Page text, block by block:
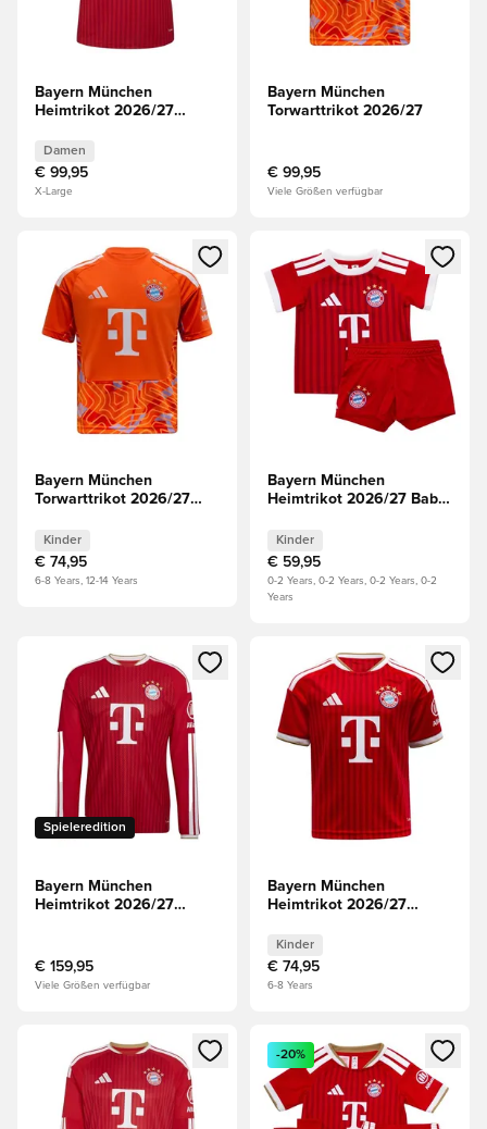
Bayern München
Heimtrikot 2026/27
Damen
€ 99,95
X-Large
Bayern München
Torwarttrikot 2026/27
€ 99,95
Viele Größen verfügbar
Öffnet ein Fenster zum Anmelden oder Registrieren als
Bayern München
Torwarttrikot 2026/27
Kinder
€ 74,95
6-8 Years, 12-14 Years
Öffnet ein Fenster zum
Bayern München
Heimtrikot 2026/27 Baby-
Kinder
€ 59,95
0-2 Years, 0-2 Years, 0-2 Years, 0-2
Years
Öffnet ein Fenster zum Anmelden oder Registrieren als
Spieleredition
Bayern München
Heimtrikot 2026/27
€ 159,95
Viele Größen verfügbar
Öffnet ein Fenster zum
Bayern München
Heimtrikot 2026/27
Kinder
€ 74,95
6-8 Years
Öffnet ein Fenster zum Anmelden oder Registrieren als
Öffnet ein Fenster zum
-20%